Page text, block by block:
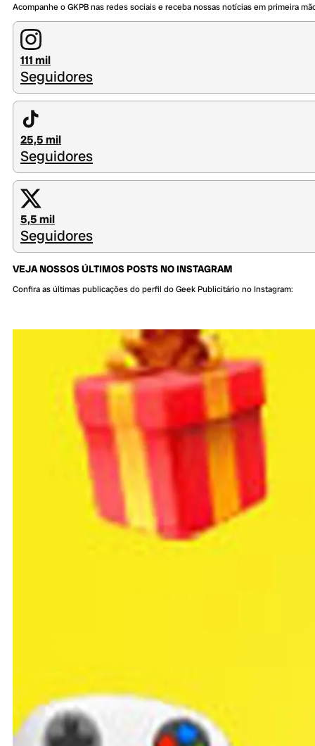
Acompanhe o GKPB nas redes sociais e receba nossas notícias em primeira
111 mil
Seguidores
25,5 mil
Seguidores
5,5 mil
Seguidores
VEJA NOSSOS ÚLTIMOS POSTS NO INSTAGRAM
Confira as últimas publicações do perfil do Geek Publicitário no Instagram: